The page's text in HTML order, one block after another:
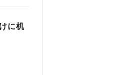
に机